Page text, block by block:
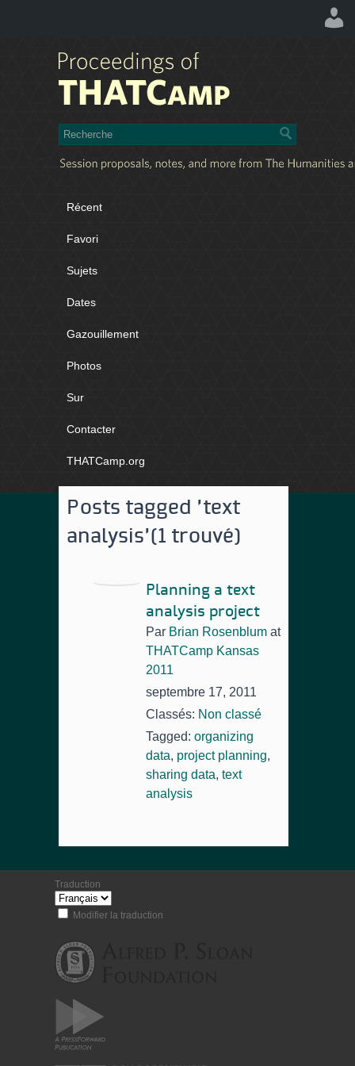
Récent
Favori
Sujets
Dates
Gazouillement
Photos
Sur
Contacter
THATCamp.org
Posts tagged 'text
analysis'(1 trouvé)
Planning a text
analysis project
Par Brian Rosenblum at
THATCamp Kansas
2011
septembre 17, 2011
Classés: Non classé
Tagged: organizing
data, project planning,
sharing data, text
analysis
Traduction
Modifier la traduction